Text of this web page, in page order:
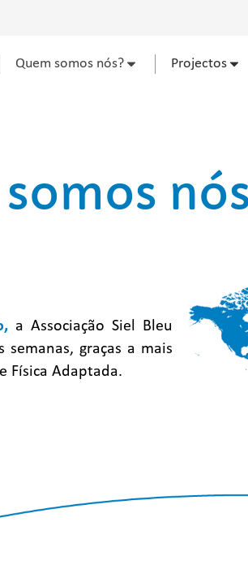
Quem somos nós? Projectos
a Associação Siel Bleu
semanas, graças a mais
Física Adaptada.